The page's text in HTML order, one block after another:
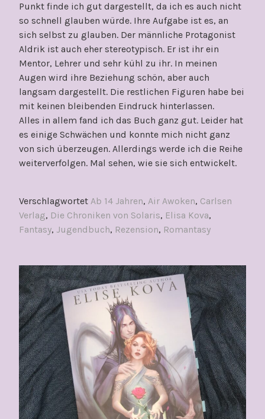
Punkt finde ich gut dargestellt, da ich es auch nicht
so schnell glauben würde. Ihre Aufgabe ist es, an
sich selbst zu glauben. Der männliche Protagonist
Aldrik ist auch eher stereotypisch. Er ist ihr ein
Mentor, Lehrer und sehr kühl zu ihr. In meinen
Augen wird ihre Beziehung schön, aber auch
langsam dargestellt. Die restlichen Figuren habe bei
mit keinen bleibenden Eindruck hinterlassen.
Alles in allem fand ich das Buch ganz gut. Leider hat
es einige Schwächen und konnte mich nicht ganz
von sich überzeugen. Allerdings werde ich die Reihe
weiterverfolgen. Mal sehen, wie sie sich entwickelt.
Verschlagwortet Ab 14 Jahren, Air Awoken, Carlsen
Verlag, Die Chroniken von Solaris, Elisa Kova,
Fantasy, Jugendbuch, Rezension, Romantasy